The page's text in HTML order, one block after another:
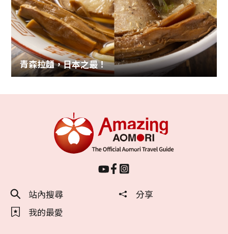
青森拉麵，日本之最！
站內搜尋
分享
我的最愛